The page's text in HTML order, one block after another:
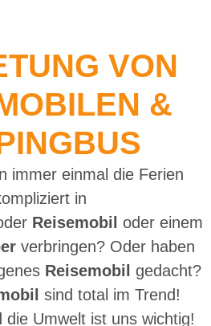
VON
&
immer einmal die Ferien
in
Reisemobil oder einem
verbringen? Oder haben
Reisemobil gedacht?
sind total im Trend!
die Umwelt ist uns wichtig!